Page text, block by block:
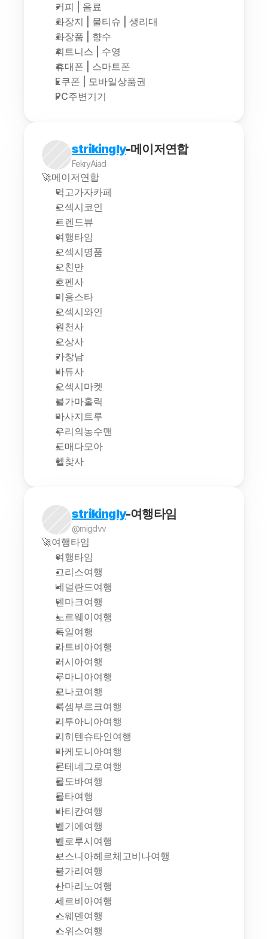
커피 | 음료
화장지 | 물티슈 | 생리대
화장품 | 향수
휘트니스 | 수영
휴대폰 | 스마트폰
E쿠폰 | 모바일상품권
PC주변기기
strikingly-메이저연합
FekryAiad
🚀메이저연합
먹고가자카페
오섹시코인
트렌드뷰
여행타임
오섹시명품
오친만
호펜사
미용스타
오섹시와인
원천사
오상사
카창남
바튜사
오섹시마켓
불가마홀릭
마사지트루
우리의농수맨
도매다모아
헬찾사
strikingly-여행타임
@migdvv
🚀여행타임
여행타임
그리스여행
네덜란드여행
덴마크여행
노르웨이여행
독일여행
라트비아여행
러시아여행
루마니아여행
모나코여행
룩셈부르크여행
리투아니아여행
리히텐슈타인여행
마케도니아여행
몬테네그로여행
몰도바여행
몰타여행
바티칸여행
벨기에여행
벨로루시여행
보스니아헤르체고비나여행
불가리여행
산마리노여행
세르비아여행
스웨덴여행
스위스여행